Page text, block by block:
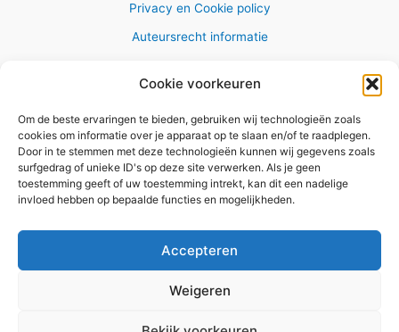
Cookie voorkeuren
Om de beste ervaringen te bieden, gebruiken wij technologieën zoals
cookies om informatie over je apparaat op te slaan en/of te raadplegen.
Door in te stemmen met deze technologieën kunnen wij gegevens zoals
surfgedrag of unieke ID's op deze site verwerken. Als je geen
toestemming geeft of uw toestemming intrekt, kan dit een nadelige
invloed hebben op bepaalde functies en mogelijkheden.
Accepteren
Weigeren
Privacy en Cookie policy
Auteursrecht informatie
Copyright © 2026 AlleWandelRoutes.nl
Vul hier je e-mail adres in om het
GRATIS wandelboekje te
ontvangen